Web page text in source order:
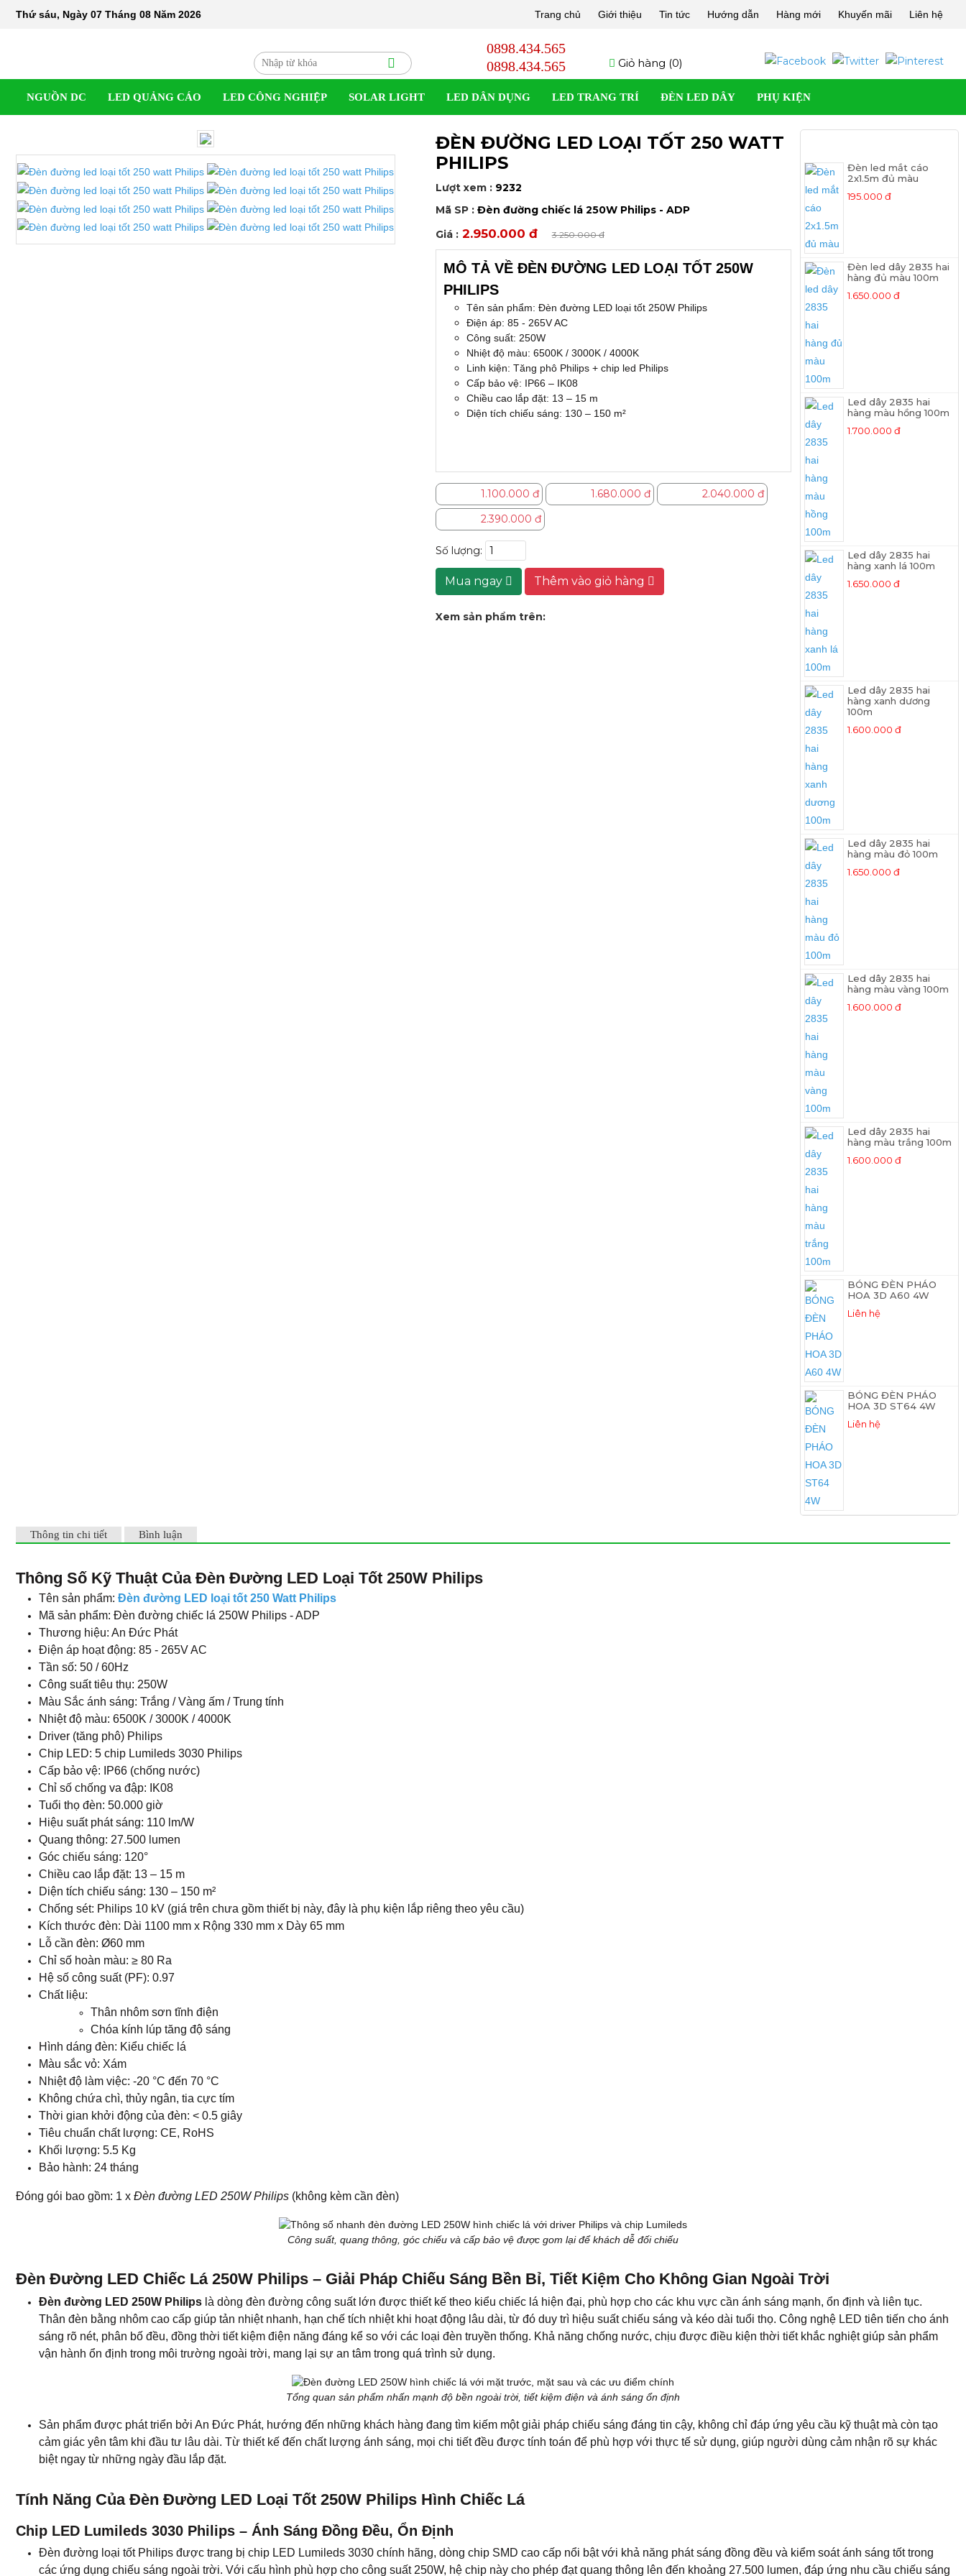
Thứ sáu, Ngày 07 Tháng 08 Năm 2026 Trang chủ Giới thiệu Tin tức Hướng dẫn Hàng mới Khuyến mãi Liên hệ
0898.434.565
0898.434.565
Giỏ hàng (0)
NGUỒN DC LED QUẢNG CÁO LED CÔNG NGHIỆP SOLAR LIGHT LED DÂN DỤNG LED TRANG TRÍ ĐÈN LED DÂY PHỤ KIỆN
ĐÈN ĐƯỜNG LED LOẠI TỐT 250 WATT
PHILIPS
Lượt xem : 9232
Mã SP : Đèn đường chiếc lá 250W Philips - ADP
Giá : 2.950.000 đ 3.250.000 đ
MÔ TẢ VỀ ĐÈN ĐƯỜNG LED LOẠI TỐT 250W
PHILIPS
Tên sản phẩm: Đèn đường LED loại tốt 250W Philips
Điện áp: 85 - 265V AC
Công suất: 250W
Nhiệt độ màu: 6500K / 3000K / 4000K
Linh kiện: Tăng phô Philips + chip led Philips
Cấp bảo vệ: IP66 – IK08
Chiều cao lắp đặt: 13 – 15 m
Diện tích chiếu sáng: 130 – 150 m²
1.100.000 đ 1.680.000 đ
2.040.000 đ
2.390.000 đ
Số lượng:
Mua ngay Thêm vào giỏ hàng
Xem sản phẩm trên:
Đèn led mắt cáo
2x1.5m đủ màu
195.000 đ
Đèn led dây 2835 hai
hàng đủ màu 100m
1.650.000 đ
Led dây 2835 hai
hàng màu hồng 100m
1.700.000 đ
Led dây 2835 hai
hàng xanh lá 100m
1.650.000 đ
Led dây 2835 hai
hàng xanh dương
100m
1.600.000 đ
Led dây 2835 hai
hàng màu đỏ 100m
1.650.000 đ
Led dây 2835 hai
hàng màu vàng 100m
1.600.000 đ
Led dây 2835 hai
hàng màu trắng 100m
1.600.000 đ
BÓNG ĐÈN PHÁO
HOA 3D A60 4W
Liên hệ
BÓNG ĐÈN PHÁO
HOA 3D ST64 4W
Liên hệ
Thông tin chi tiết Bình luận
Thông Số Kỹ Thuật Của Đèn Đường LED Loại Tốt 250W Philips
Tên sản phẩm: Đèn đường LED loại tốt 250 Watt Philips
Mã sản phẩm: Đèn đường chiếc lá 250W Philips - ADP
Thương hiệu: An Đức Phát
Điện áp hoạt động: 85 - 265V AC
Tần số: 50 / 60Hz
Công suất tiêu thụ: 250W
Màu Sắc ánh sáng: Trắng / Vàng ấm / Trung tính
Nhiệt độ màu: 6500K / 3000K / 4000K
Driver (tăng phô) Philips
Chip LED: 5 chip Lumileds 3030 Philips
Cấp bảo vệ: IP66 (chống nước)
Chỉ số chống va đập: IK08
Tuổi thọ đèn: 50.000 giờ
Hiệu suất phát sáng: 110 lm/W
Quang thông: 27.500 lumen
Góc chiếu sáng: 120°
Chiều cao lắp đặt: 13 – 15 m
Diện tích chiếu sáng: 130 – 150 m²
Chống sét: Philips 10 kV (giá trên chưa gồm thiết bị này, đây là phụ kiện lắp riêng theo yêu cầu)
Kích thước đèn: Dài 1100 mm x Rộng 330 mm x Dày 65 mm
Lỗ cần đèn: Ø60 mm
Chỉ số hoàn màu: ≥ 80 Ra
Hệ số công suất (PF): 0.97
Chất liệu:
Thân nhôm sơn tĩnh điện
Chóa kính lúp tăng độ sáng
Hình dáng đèn: Kiểu chiếc lá
Màu sắc vỏ: Xám
Nhiệt độ làm việc: -20 °C đến 70 °C
Không chứa chì, thủy ngân, tia cực tím
Thời gian khởi động của đèn: < 0.5 giây
Tiêu chuẩn chất lượng: CE, RoHS
Khối lượng: 5.5 Kg
Bảo hành: 24 tháng
Đóng gói bao gồm: 1 x Đèn đường LED 250W Philips (không kèm cần đèn)
Công suất, quang thông, góc chiếu và cấp bảo vệ được gom lại để khách dễ đối chiếu
Đèn Đường LED Chiếc Lá 250W Philips – Giải Pháp Chiếu Sáng Bền Bỉ, Tiết Kiệm Cho Không Gian Ngoài Trời
Đèn đường LED 250W Philips là dòng đèn đường công suất lớn được thiết kế theo kiểu chiếc lá hiện đại, phù hợp cho các khu vực cần ánh sáng mạnh, ổn định và liên tục.
Thân đèn bằng nhôm cao cấp giúp tản nhiệt nhanh, hạn chế tích nhiệt khi hoạt động lâu dài, từ đó duy trì hiệu suất chiếu sáng và kéo dài tuổi thọ. Công nghệ LED tiên tiến cho ánh
sáng rõ nét, phân bố đều, đồng thời tiết kiệm điện năng đáng kể so với các loại đèn truyền thống. Khả năng chống nước, chịu được điều kiện thời tiết khắc nghiệt giúp sản phẩm
vận hành ổn định trong môi trường ngoài trời, mang lại sự an tâm trong quá trình sử dụng.
Tổng quan sản phẩm nhấn mạnh độ bền ngoài trời, tiết kiệm điện và ánh sáng ổn định
Sản phẩm được phát triển bởi An Đức Phát, hướng đến những khách hàng đang tìm kiếm một giải pháp chiếu sáng đáng tin cậy, không chỉ đáp ứng yêu cầu kỹ thuật mà còn tạo
cảm giác yên tâm khi đầu tư lâu dài. Từ thiết kế đến chất lượng ánh sáng, mọi chi tiết đều được tính toán để phù hợp với thực tế sử dụng, giúp người dùng cảm nhận rõ sự khác
biệt ngay từ những ngày đầu lắp đặt.
Tính Năng Của Đèn Đường LED Loại Tốt 250W Philips Hình Chiếc Lá
Chip LED Lumileds 3030 Philips – Ánh Sáng Đồng Đều, Ổn Định
Đèn đường loại tốt Philips được trang bị chip LED Lumileds 3030 chính hãng, dòng chip SMD cao cấp nổi bật với khả năng phát sáng đồng đều và kiểm soát ánh sáng tốt trong
các ứng dụng chiếu sáng ngoài trời. Với cấu hình phù hợp cho công suất 250W, hệ chip này cho phép đạt quang thông lên đến khoảng 27.500 lumen, đáp ứng nhu cầu chiếu sáng